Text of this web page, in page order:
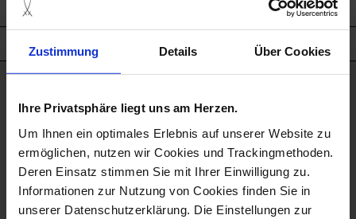
Zustimmung Details Über Cookies
Ihre Privatsphäre liegt uns am Herzen.
Um Ihnen ein optimales Erlebnis auf unserer Website zu
ermöglichen, nutzen wir Cookies und Trackingmethoden.
Deren Einsatz stimmen Sie mit Ihrer Einwilligung zu.
Informationen zur Nutzung von Cookies finden Sie in
unserer Datenschutzerklärung. Die Einstellungen zur
description
Dishwasher Suitable
Not Microwave Suitable
Porcelain - Handmade in